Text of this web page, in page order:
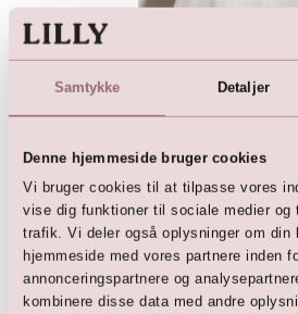
Samtykke Detaljer
Denne hjemmeside bruger cookies
Vi bruger cookies til at tilpasse vores
vise dig funktioner til sociale medier og
trafik. Vi deler også oplysninger om din
hjemmeside med vores partnere inden
annonceringspartnere og
kombinere disse data med andre
DKK
Her er